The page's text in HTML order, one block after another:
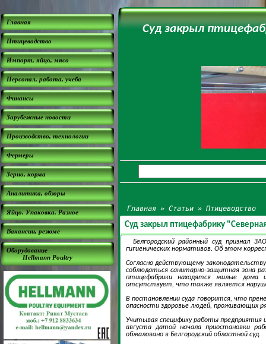
Главная
Птицеводство
Импорт, яйцо, мясо
Персонал, работа, учеба
Финансы
Зарубежные новости
Производство, технологии
Фермеры
Зерно, корма
Аналитика, обзоры
Яйцо. Упаковка. Разное
Вакансии, резюме
Оборудование
Hellmann Poultry
Суд закрыл
Главная »Статьи »Птицеводство
Суд закрыл птицефабрику
Белгородский районный суд признал
гигиенических нормативов. Об этом
Согласно действующему
соблюдаться санитарно-защитная зона
птицефабрики находятся жилые дома
отсутствует, что также является
В постановлении суда говорится, что
опасности здоровье людей, проживающих
Учитывая специфику работы предприятия
августа датой начала приостановки
обжаловано в Белгородский областной суд.